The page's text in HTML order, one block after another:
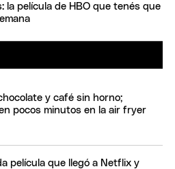
la película de HBO que tenés que
y café sin horno;
pocos minutos en la air fryer
película que llegó a Netflix y